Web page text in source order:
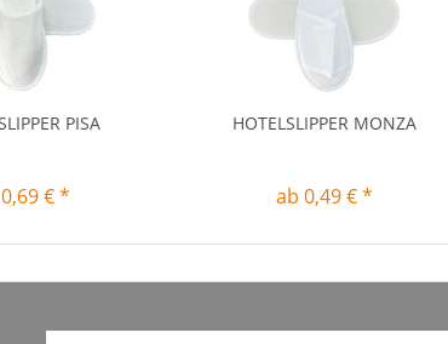
PISA
€ *
HOTELSLIPPER MONZA
ab 0,49 € *